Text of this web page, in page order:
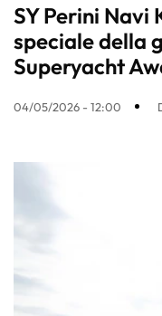
SY Perini Navi
speciale della
Superyacht
04/05/2026 - 12:00